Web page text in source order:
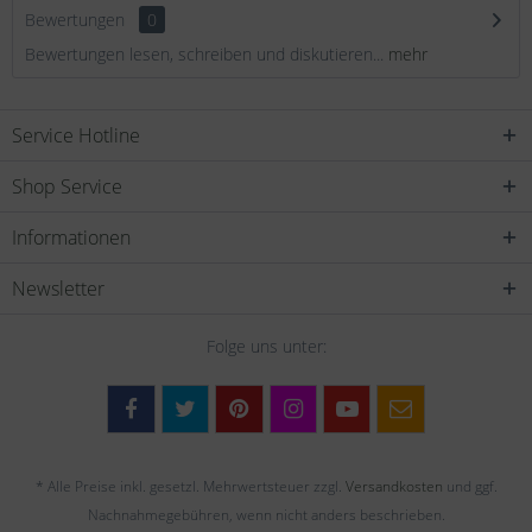
Bewertungen
0
Bewertungen lesen, schreiben und diskutieren... mehr
Service Hotline
Shop Service
Informationen
Newsletter
Folge uns unter:
* Alle Preise inkl. gesetzl. Mehrwertsteuer zzgl. Versandkosten und ggf.
Nachnahmegebühren, wenn nicht anders beschrieben.